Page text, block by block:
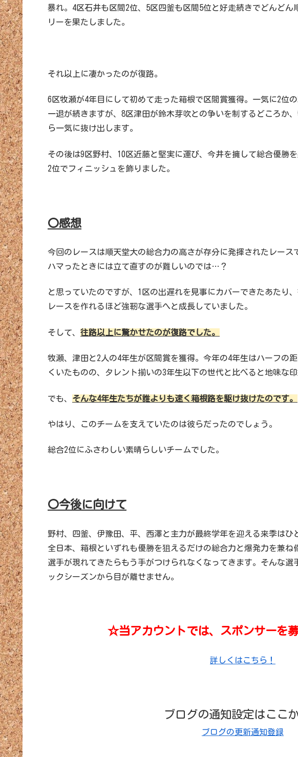
暴れ。4区石井も区間2位、5区四釜も区間5位と好走続きでどんど
リーを果たしました。
それ以上に凄かったのが復路。
6区牧瀬が4年目にして初めて走った箱根で区間賞獲得。一気に2位
一退が続きますが、8区津田が鈴木芽吹との争いを制するどころか
ら一気に抜け出します。
その後は9区野村、10区近藤と堅実に運び、今井を擁して総合優勝
2位でフィニッシュを飾りました。
〇感想
今回のレースは順天堂大の総合力の高さが存分に発揮されたレース
ハマったときには立て直すのが難しいのでは…？
と思っていたのですが、1区の出遅れを見事にカバーできたあたり
レースを作れるほど強靭な選手へと成長していました。
そして、 往路以上に驚かせたのが復路でした。
牧瀬、津田と2人の4年生が区間賞を獲得。今年の4年生はハーフの
くいたものの、タレント揃いの3年生以下の世代と比べると地味な
でも、 そんな4年生たちが誰よりも速く箱根路を駆け抜けたのです。
やはり、このチームを支えていたのは彼らだったのでしょう。
総合2位にふさわしい素晴らしいチームでした。
〇今後に向けて
野村、四釜、伊豫田、平、西澤と主力が最終学年を迎える来季はひ
全日本、箱根といずれも優勝を狙えるだけの総合力と爆発力を兼ね
選手が現れてきたらもう手がつけられなくなってきます。そんな選
ックシーズンから目が離せません。
☆当アカウントでは、スポンサーを募
詳しくはこちら！
ブログの通知設定はここか
ブログの更新通知登録